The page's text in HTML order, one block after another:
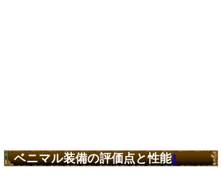
ベニマル装備の評価点と性能1